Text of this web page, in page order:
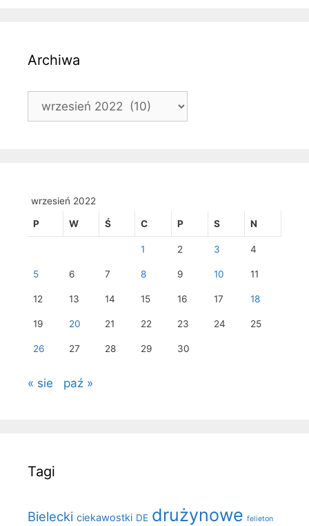
Archiwa
wrzesień 2022
P W Ś C P S N
1 2 3 4
5 6 7 8 9 10 11
12 13 14 15 16 17 18
19 20 21 22 23 24 25
26 27 28 29 30
« sie paź »
Tagi
Bielecki ciekawostki DE drużynowe felieton